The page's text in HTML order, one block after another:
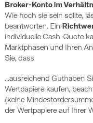
Broker-Konto im
Wie hoch sie sein sollte,
beantworten. Ein
individuelle Cash-Quote
Marktphasen und Ihren
Sie, dass
...ausreichend Guthaben
Wertpapiere kaufen,
(keine
der Wertpapiere auf Ihrer